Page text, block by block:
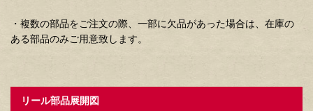
・複数の部品をご注文の際、一部に欠品があった場合は、在庫の
ある部品のみご用意致します。
リール部品展開図